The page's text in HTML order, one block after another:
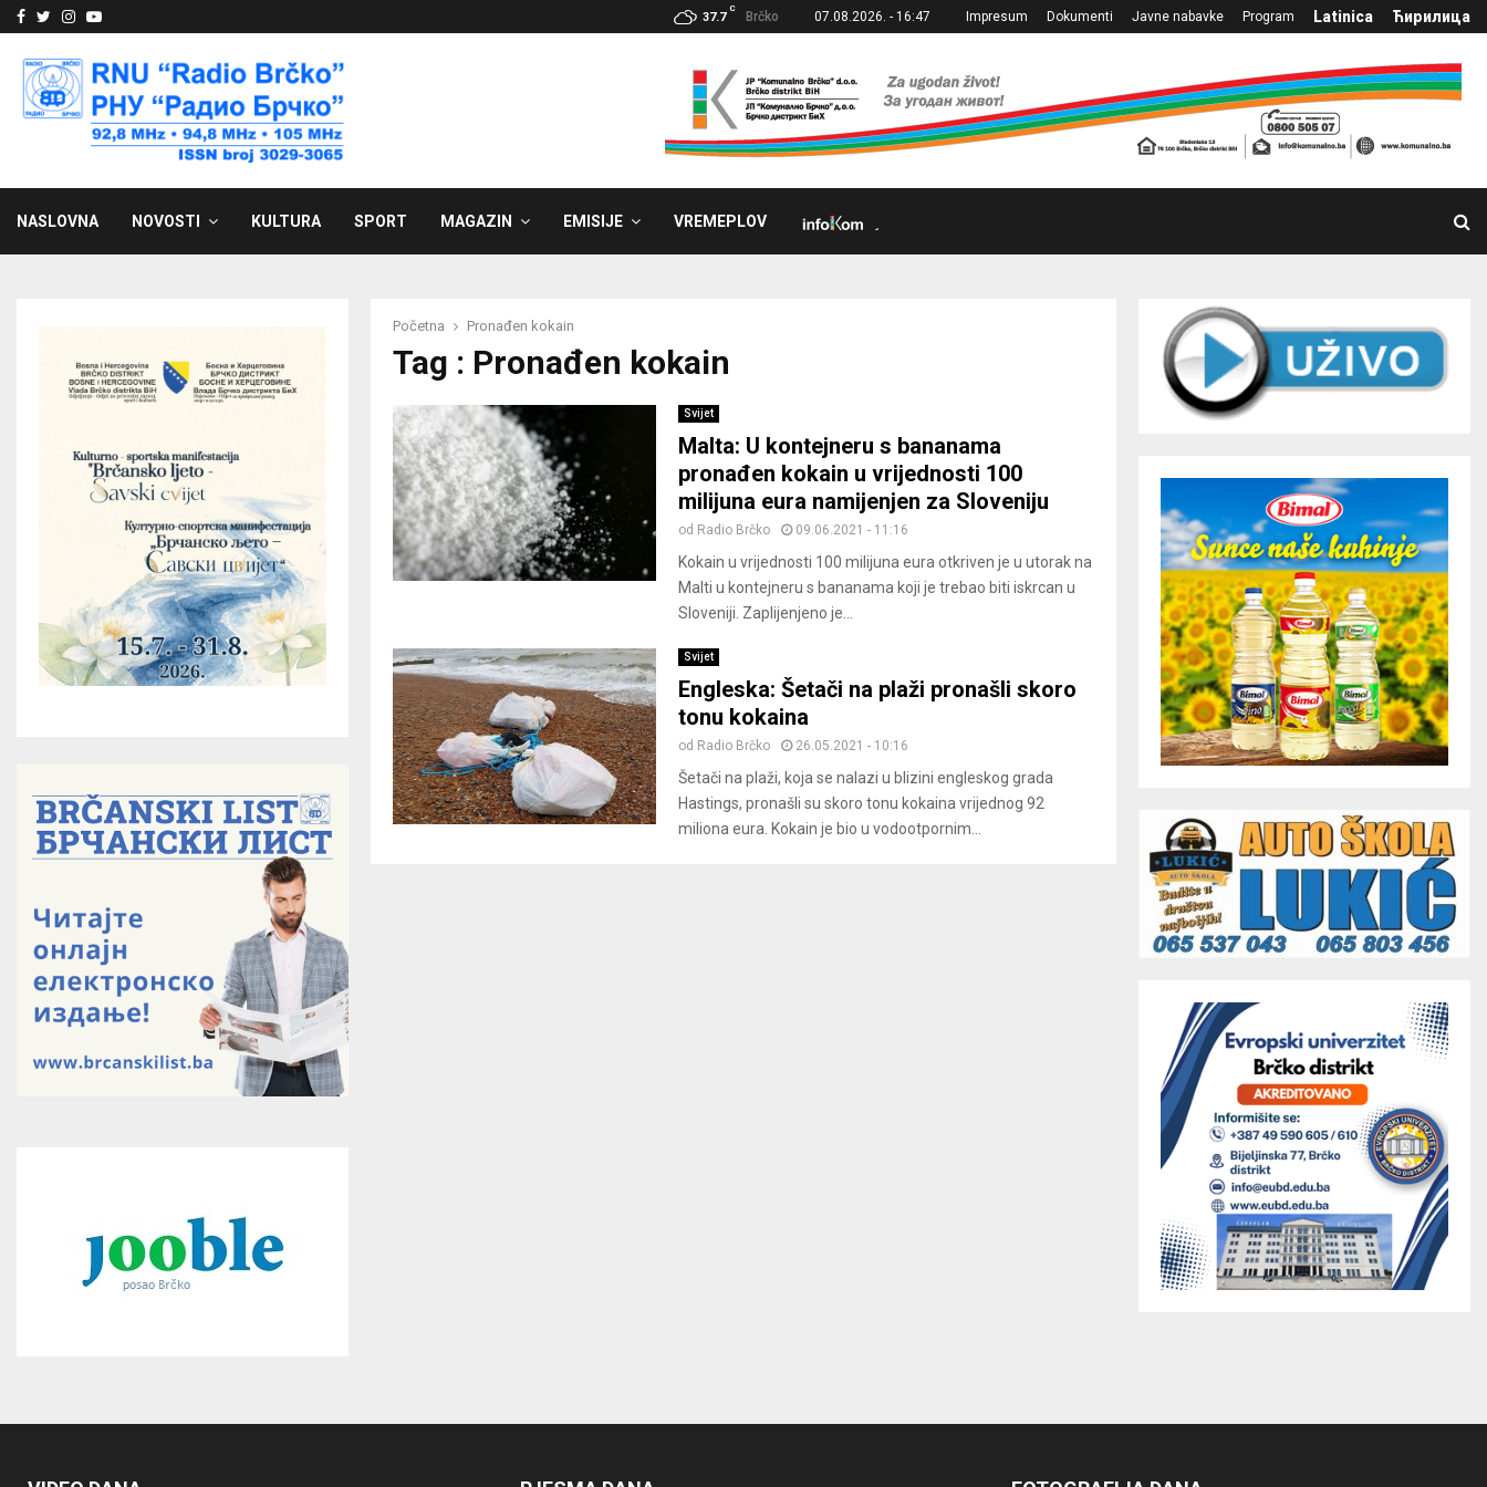
Facebook
Twitter
Instagram
Youtube 37.7
C
Brčko 07.08.2026. - 16:47 Impresum Dokumenti Javne nabavke Program Latinica Ћирилица
NASLOVNA NOVOSTI KULTURA SPORT MAGAZIN EMISIJE VREMEPLOV
Početna Pronađen kokain
Tag : Pronađen kokain
Svijet
Malta: U kontejneru s bananama
pronađen kokain u vrijednosti 100
milijuna eura namijenjen za Sloveniju
od Radio Brčko 09.06.2021 - 11:16
Kokain u vrijednosti 100 milijuna eura otkriven je u utorak na
Malti u kontejneru s bananama koji je trebao biti iskrcan u
Sloveniji. Zaplijenjeno je...
Svijet
Engleska: Šetači na plaži pronašli skoro
tonu kokaina
od Radio Brčko 26.05.2021 - 10:16
Šetači na plaži, koja se nalazi u blizini engleskog grada
Hastings, pronašli su skoro tonu kokaina vrijednog 92
miliona eura. Kokain je bio u vodootpornim...